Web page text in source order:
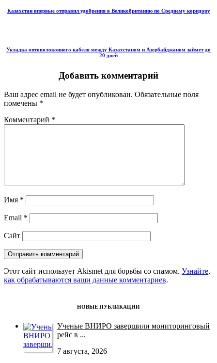
Казахстан впервые отправил удобрения в Великобританию по Среднему коридору
Укладка оптоволоконного кабеля между Казахстаном и Азербайджаном займет до
20 дней
Добавить комментарий
Ваш адрес email не будет опубликован. Обязательные поля
помечены *
Комментарий *
Имя *
Email *
Сайт
Этот сайт использует Akismet для борьбы со спамом. Узнайте,
как обрабатываются ваши данные комментариев.
НОВЫЕ ПУБЛИКАЦИИ
Ученые ВНИРО завершили мониторинговый
рейс в ...
7 августа, 2026